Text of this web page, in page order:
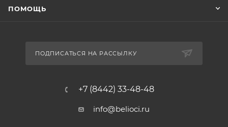
ПОМОЩЬ
ПОДПИСАТЬСЯ НА РАССЫЛКУ
+7 (8442) 33-48-48
info@belioci.ru